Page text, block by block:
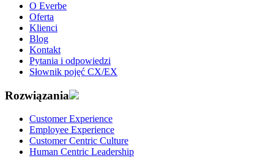
O Everbe
Oferta
Klienci
Blog
Kontakt
Pytania i odpowiedzi
Słownik pojęć CX/EX
Rozwiązania
Customer Experience
Employee Experience
Customer Centric Culture
Human Centric Leadership